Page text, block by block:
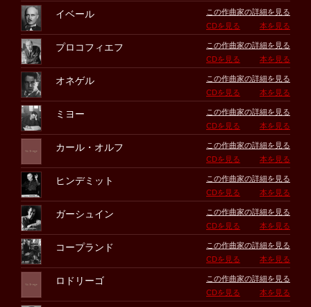
イベール
この作曲家の詳細を見る
CDを見る
本を見る
プロコフィエフ
この作曲家の詳細を見る
CDを見る
本を見る
オネゲル
この作曲家の詳細を見る
CDを見る
本を見る
ミヨー
この作曲家の詳細を見る
CDを見る
本を見る
カール・オルフ
この作曲家の詳細を見る
CDを見る
本を見る
ヒンデミット
この作曲家の詳細を見る
CDを見る
本を見る
ガーシュイン
この作曲家の詳細を見る
CDを見る
本を見る
コープランド
この作曲家の詳細を見る
CDを見る
本を見る
ロドリーゴ
この作曲家の詳細を見る
CDを見る
本を見る